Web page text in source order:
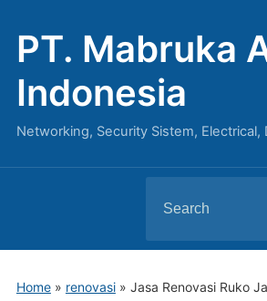
PT. Mabruka
Indonesia
Networking, Security Sistem,
for:
Home» renovasi» Jasa Renovasi Ruko